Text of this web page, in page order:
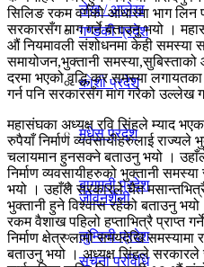
गण्डकी प्रदेश
काेशी प्रदेश
मधेस प्रदेश
बागमती प्रदेश
लुम्विनी प्रदेश
लेख / आलेख
खेलकुद समाचार
विविध
जीवनशैली
सूचना प्रविधि
सिलिङ रकम वर्गको आधारमा भाग लिन
सरकारसँग माग गर्ने बताउनु भयो ।
औं नियमावली संशोधनमा केही समस्या
समायोजन,भुक्तानी समस्या,सुबिस्ताको
दरमा भएको वृद्धि,कर समस्या
गर्न पनि सरकारसँग माग गरेको उल्लेख
महासंघका अध्यक्ष रवि सिंहले म्याद
रुपैयाँ निर्माण व्यवसायीहरुलाई राज्यले
चलायमान हुनसक्ने बताउनु भयो ।
निर्माण व्यवसायीहरुको भुक्तानी
भयो । उहाँले सरकारले चैत मसान्तभित्रै
भुक्तानी हुने विश्वास रहेको बताउनु
रकम वैशाख पहिलो हप्ताभित्रै प्राप्त
निर्माण क्षेत्र लामो समयदेखि
बताउनु भयो । अध्यक्ष सिंहले सरकारले